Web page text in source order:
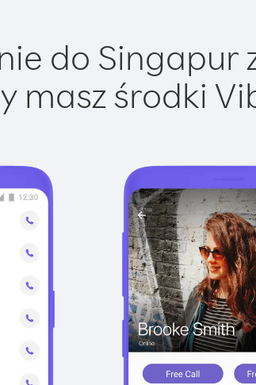
do Singapur
masz środki